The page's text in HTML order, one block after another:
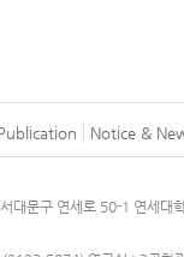
Notice &
대문구 연세로 50-1 연세대